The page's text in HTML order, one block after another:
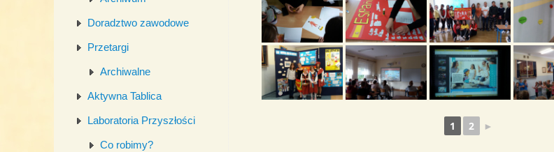
1 2 ►
Doradztwo zawodowe
Przetargi
Archiwalne
Aktywna Tablica
Laboratoria Przyszłości
Co robimy?